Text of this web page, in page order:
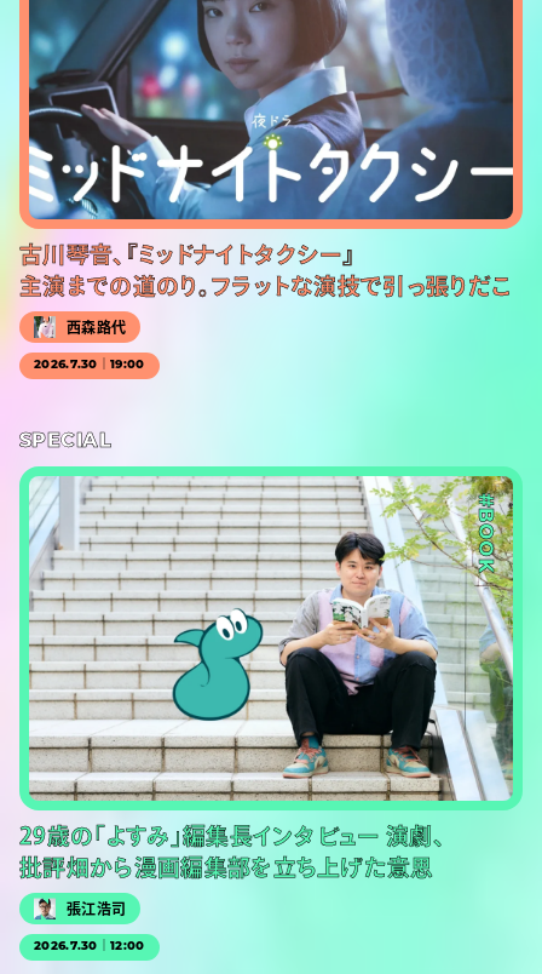
古川琴音、『ミッドナイトタクシー』
主演までの道のり。フラットな演技で引っ張りだこ
西森路代
2026.7.30｜19:00
SPECIAL
#BOOK
29歳の「よすみ」編集長インタビュー 演劇、
批評畑から漫画編集部を立ち上げた意思
張江浩司
2026.7.30｜12:00